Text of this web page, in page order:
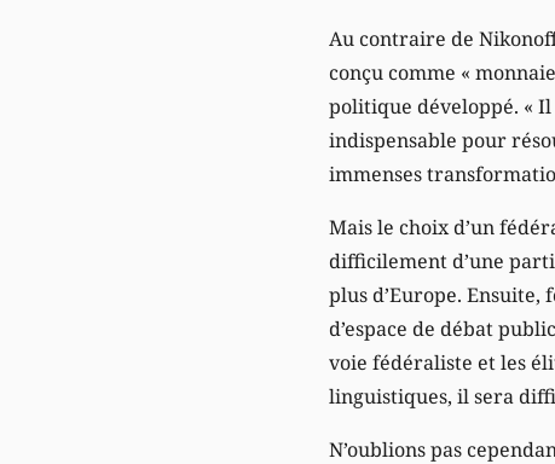
Au contraire de
conçu comme «
politique développé. «
indispensable pour
immenses
Mais le choix d’un
difficilement d’une
plus d’Europe.
d’espace de débat
voie fédéraliste et les
linguistiques, il sera
N’oublions pas